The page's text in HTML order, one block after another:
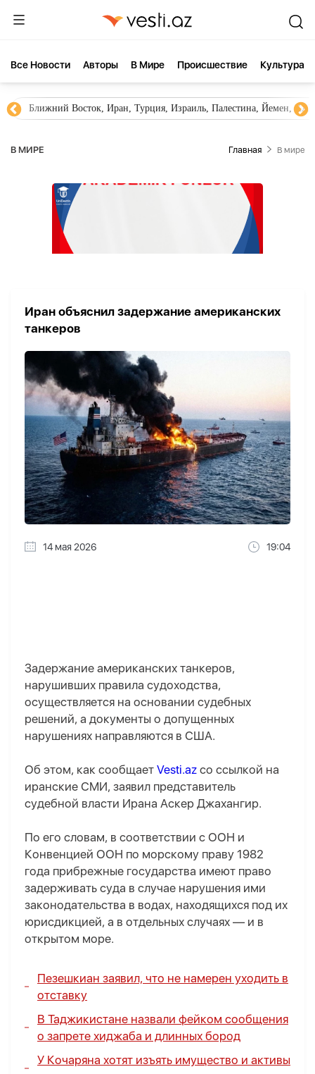
Все Новости Aвторы В Мире Происшествие Культура
Ближний Восток, Иран, Турция, Израиль, Палестина, Йемен,
В МИРЕ Главная В мире
Иран объяснил задержание американских
танкеров
14 мая 2026 19:04
Задержание американских танкеров,
нарушивших правила судоходства,
осуществляется на основании судебных
решений, а документы о допущенных
нарушениях направляются в США.
Об этом, как сообщает Vesti.az со ссылкой на
иранские СМИ, заявил представитель
судебной власти Ирана Аскер Джахангир.
По его словам, в соответствии с ООН и
Конвенцией ООН по морскому праву 1982
года прибрежные государства имеют право
задерживать суда в случае нарушения ими
законодательства в водах, находящихся под их
юрисдикцией, а в отдельных случаях — и в
открытом море.
Пезешкиан заявил, что не намерен уходить в
отставку
В Таджикистане назвали фейком сообщения
о запрете хиджаба и длинных бород
У Кочаряна хотят изъять имущество и активы